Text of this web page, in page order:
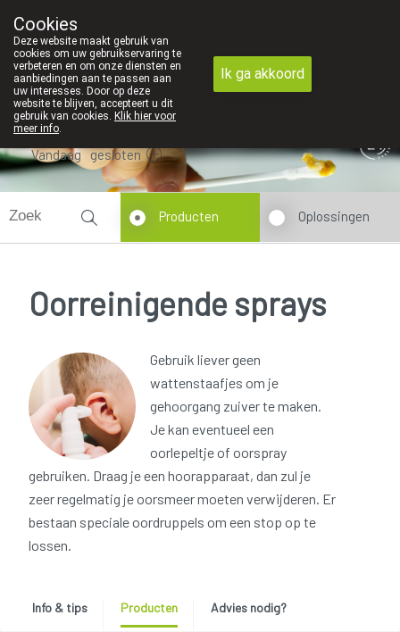
contact in de apotheek zeer belangrijk, vandaar dat wij geen
02/5135502
Vandaag gesloten
Producten Oplossingen
Oorreinigende sprays
Gebruik liever geen
wattenstaafjes om je
gehoorgang zuiver te maken.
Je kan eventueel een
oorlepeltje of oorspray
gebruiken. Draag je een hoorapparaat, dan zul je
zeer regelmatig je oorsmeer moeten verwijderen. Er
bestaan speciale oordruppels om een stop op te
lossen.
Info & tips Producten Advies nodig?
Cookies
Deze website maakt gebruik van
cookies om uw gebruikservaring te
verbeteren en om onze diensten en
aanbiedingen aan te passen aan
uw interesses. Door op deze
website te blijven, accepteert u dit
gebruik van cookies. Klik hier voor
meer info.
Ik ga akkoord